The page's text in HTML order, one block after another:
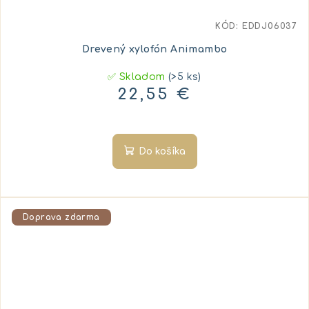
Drevený xylofón Animambo
✅ Skladom(>5 ks)
22,55 €
Do košíka
KÓD: EDDJ06037
Doprava zdarma